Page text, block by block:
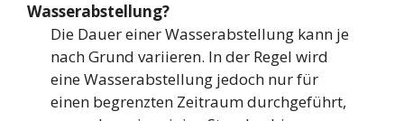
Wasserabstellung?
Die Dauer einer Wasserabstellung kann je
nach Grund variieren. In der Regel wird
eine Wasserabstellung jedoch nur für
einen begrenzten Zeitraum durchgeführt,